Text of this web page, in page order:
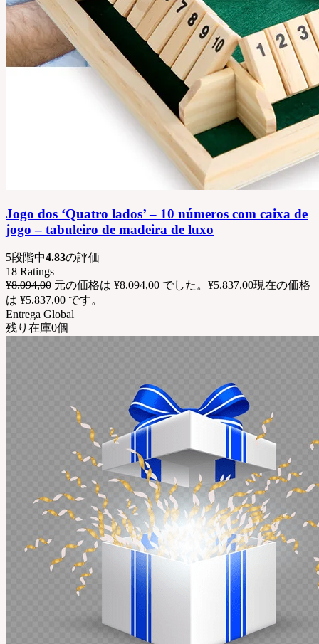
Jogo dos ‘Quatro lados’ – 10 números com caixa de
jogo – tabuleiro de madeira de luxo
5段階中4.83の評価
18 Ratings
¥8.094,00 元の価格は ¥8.094,00 でした。 ¥5.837,00現在の価格
は ¥5.837,00 です。
Entrega Global
残り在庫0個